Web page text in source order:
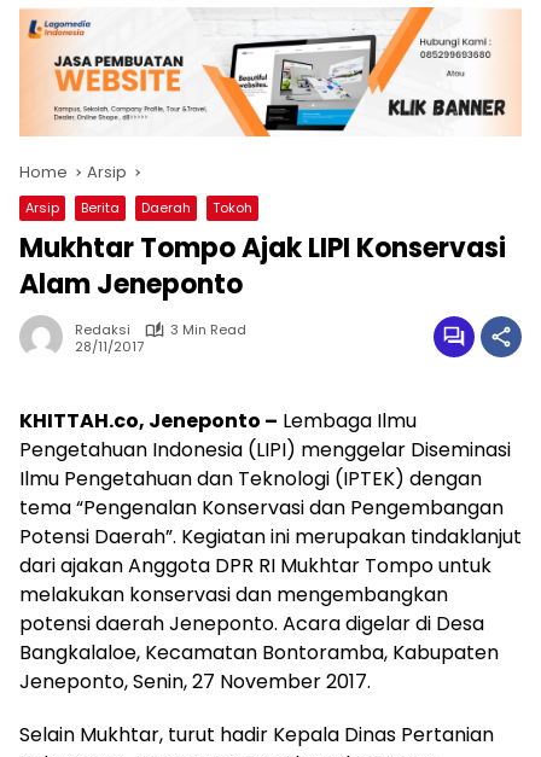
Home Arsip
Arsip Berita Daerah Tokoh
Mukhtar Tompo Ajak LIPI Konservasi
Alam Jeneponto
Redaksi
3 Min Read
28/11/2017
KHITTAH.co, Jeneponto – Lembaga Ilmu
Pengetahuan Indonesia (LIPI) menggelar Diseminasi
Ilmu Pengetahuan dan Teknologi (IPTEK) dengan
tema “Pengenalan Konservasi dan Pengembangan
Potensi Daerah”. Kegiatan ini merupakan tindaklanjut
dari ajakan Anggota DPR RI Mukhtar Tompo untuk
melakukan konservasi dan mengembangkan
potensi daerah Jeneponto. Acara digelar di Desa
Bangkalaloe, Kecamatan Bontoramba, Kabupaten
Jeneponto, Senin, 27 November 2017.
Selain Mukhtar, turut hadir Kepala Dinas Pertanian